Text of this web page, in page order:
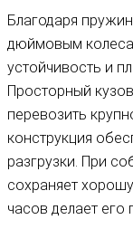
Благодаря
дюймовым
устойчивость и
Просторный
перевозить
конструкция
разгрузки. При
сохраняет
часов делает его